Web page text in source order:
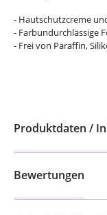
- Hautschutzcreme
- Farbundurchlässige
- Frei von Paraffin,
Produktdaten /
Bewertungen